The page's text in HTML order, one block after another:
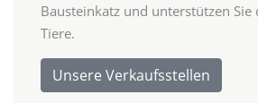
Bausteinkatz und unterstützen Sie
Tiere.
Unsere Verkaufsstellen